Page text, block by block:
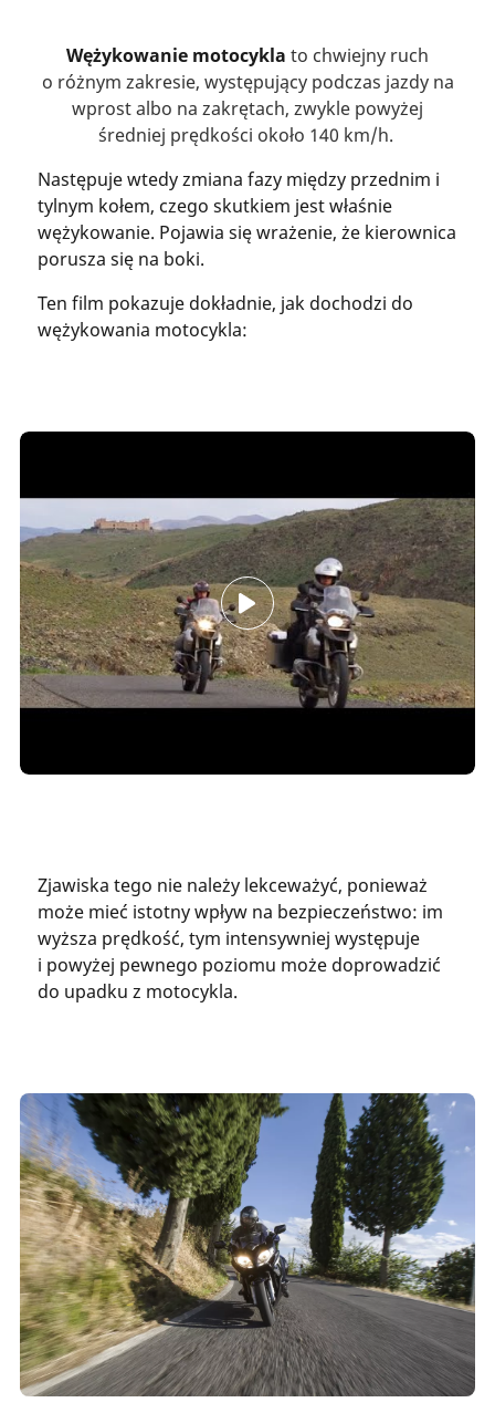
Wężykowanie motocykla to chwiejny ruch
o różnym zakresie, występujący podczas jazdy na
wprost albo na zakrętach, zwykle powyżej
średniej prędkości około 140 km/h.
Następuje wtedy zmiana fazy między przednim i
tylnym kołem, czego skutkiem jest właśnie
wężykowanie. Pojawia się wrażenie, że kierownica
porusza się na boki.
Ten film pokazuje dokładnie, jak dochodzi do
wężykowania motocykla:
Zjawiska tego nie należy lekceważyć, ponieważ
może mieć istotny wpływ na bezpieczeństwo: im
wyższa prędkość, tym intensywniej występuje
i powyżej pewnego poziomu może doprowadzić
do upadku z motocykla.